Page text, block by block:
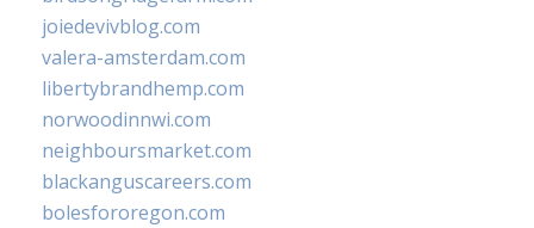
joiedevivblog.com
valera-amsterdam.com
libertybrandhemp.com
norwoodinnwi.com
neighboursmarket.com
blackanguscareers.com
bolesfororegon.com